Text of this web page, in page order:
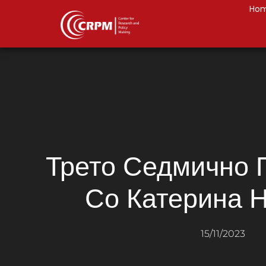
Трето Седмично
Со Катерина
15/11/2023